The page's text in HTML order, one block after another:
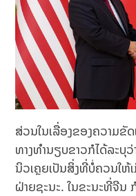
ສ່ວນໃນເລື່ອງຂອງຄວາມຂັ
ທາງທຳນຽບຂາວກໍໄດ້ລະບຸ
ນິວເຄຼຍເປັນສິ່ງທີ່ບໍ່ຄວນໃຫ້
ຝ່າຍຊະນະ. ໃນຂະນະທີ່ຈີນ